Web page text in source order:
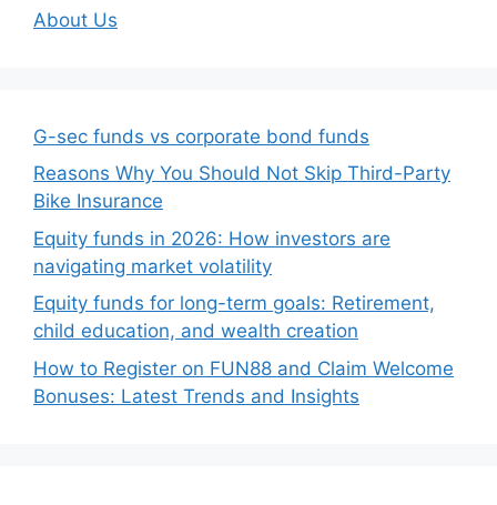
About Us
G-sec funds vs corporate bond funds
Reasons Why You Should Not Skip Third-Party
Bike Insurance
Equity funds in 2026: How investors are
navigating market volatility
Equity funds for long-term goals: Retirement,
child education, and wealth creation
How to Register on FUN88 and Claim Welcome
Bonuses: Latest Trends and Insights